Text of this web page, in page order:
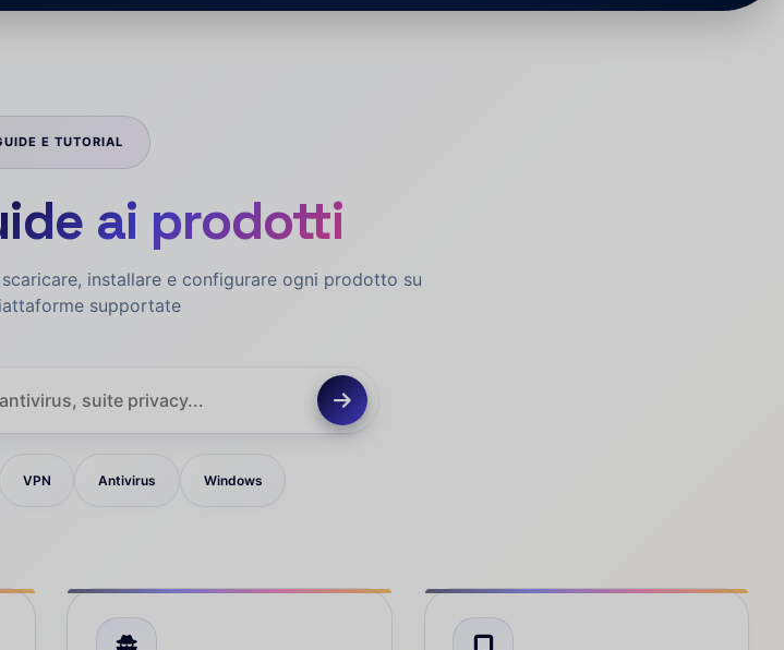
E TUTORIAL
ai prodotti
installare e configurare ogni prodotto su
supportate
VPN Antivirus Windows